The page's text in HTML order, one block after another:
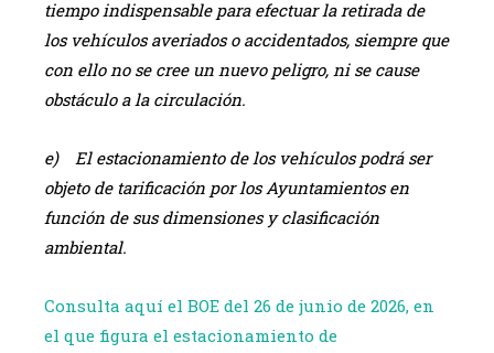
tiempo indispensable para efectuar la retirada de
los vehículos averiados o accidentados, siempre que
con ello no se cree un nuevo peligro, ni se cause
obstáculo a la circulación.
e) El estacionamiento de los vehículos podrá ser
objeto de tarificación por los Ayuntamientos en
función de sus dimensiones y clasificación
ambiental.
Consulta aquí el BOE del 26 de junio de 2026, en
el que figura el estacionamiento de